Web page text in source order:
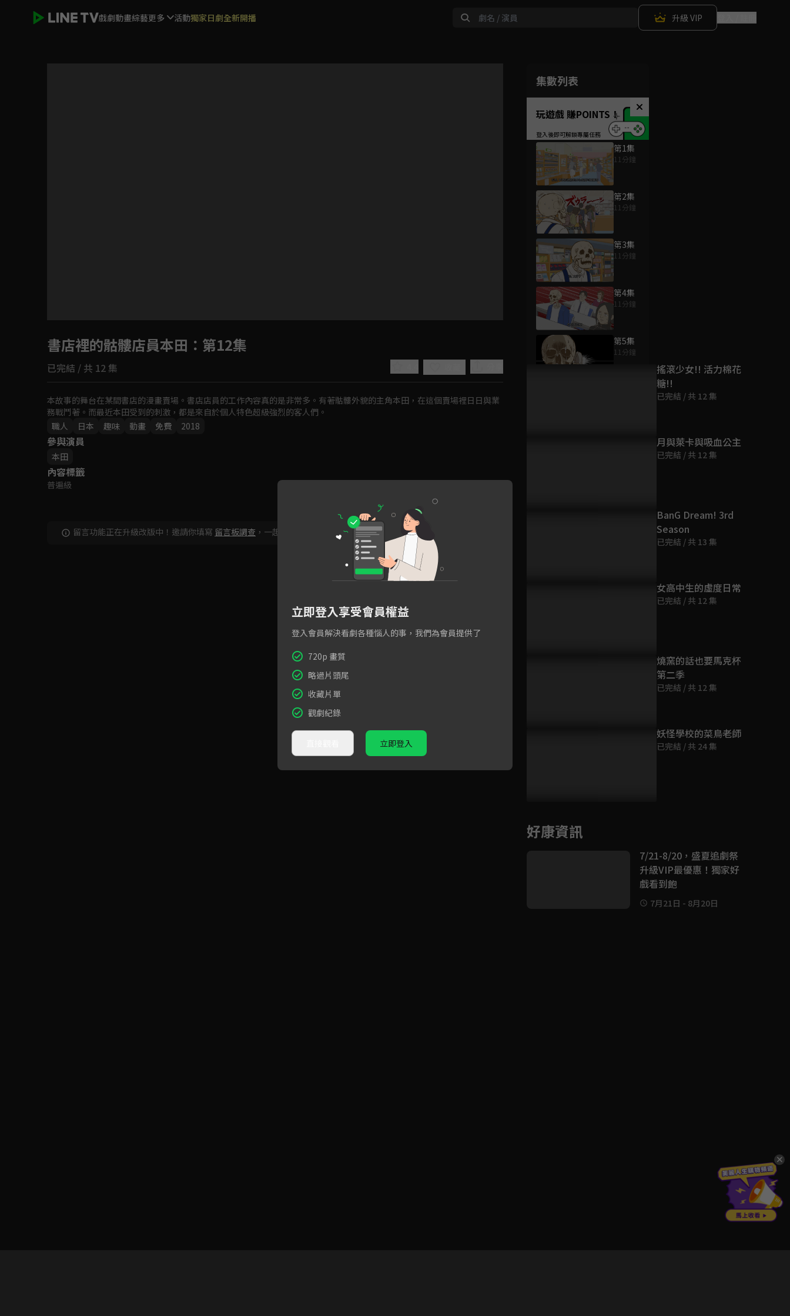
戲劇動畫綜藝更多 活動獨家日劇全新開播 升級 VIP
如有不便請見諒
集數列表
玩遊戲 賺POINTS！
第1集
11分鐘
第2集
11分鐘
第3集
11分鐘
第4集
11分鐘
第5集
11分鐘
書店裡的骷髏店員本田 ：第12集
已完結 / 共 12 集
本故事的舞台在某間書店的漫畫賣場。書店店員的工作內容真的是非常多。有著骷髏外貌的主角本田，在這個賣場裡日日與業
務戰鬥著。而最近本田受到的刺激，都是來自於個人特色超級強烈的客人們。
職人
日本 趣味 動畫 免費 2018
參與演員
本田
內容標籤
普遍級
留言功能正在升級改版中！邀請你填寫 留言板調查 ，一起共創新版留言功能！
為您推薦
搖滾少女!! 活力棉花
糖!!
已完結 / 共 12 集
月與萊卡與吸血公主
已完結 / 共 12 集
BanG Dream! 3rd
Season
已完結 / 共 13 集
女高中生的虛度日常
已完結 / 共 12 集
燒窯的話也要馬克杯
第二季
已完結 / 共 12 集
妖怪學校的菜鳥老師
已完結 / 共 24 集
好康資訊
7/21-8/20，盛夏追劇祭
升級VIP最優惠！獨家好
戲看到飽
7月21日 - 8月20日
立即登入享受會員權益
登入會員解決看劇各種惱人的事，我們為會員提供了
720p 畫質
略過片頭尾
收藏片單
觀劇紀錄
立即登入